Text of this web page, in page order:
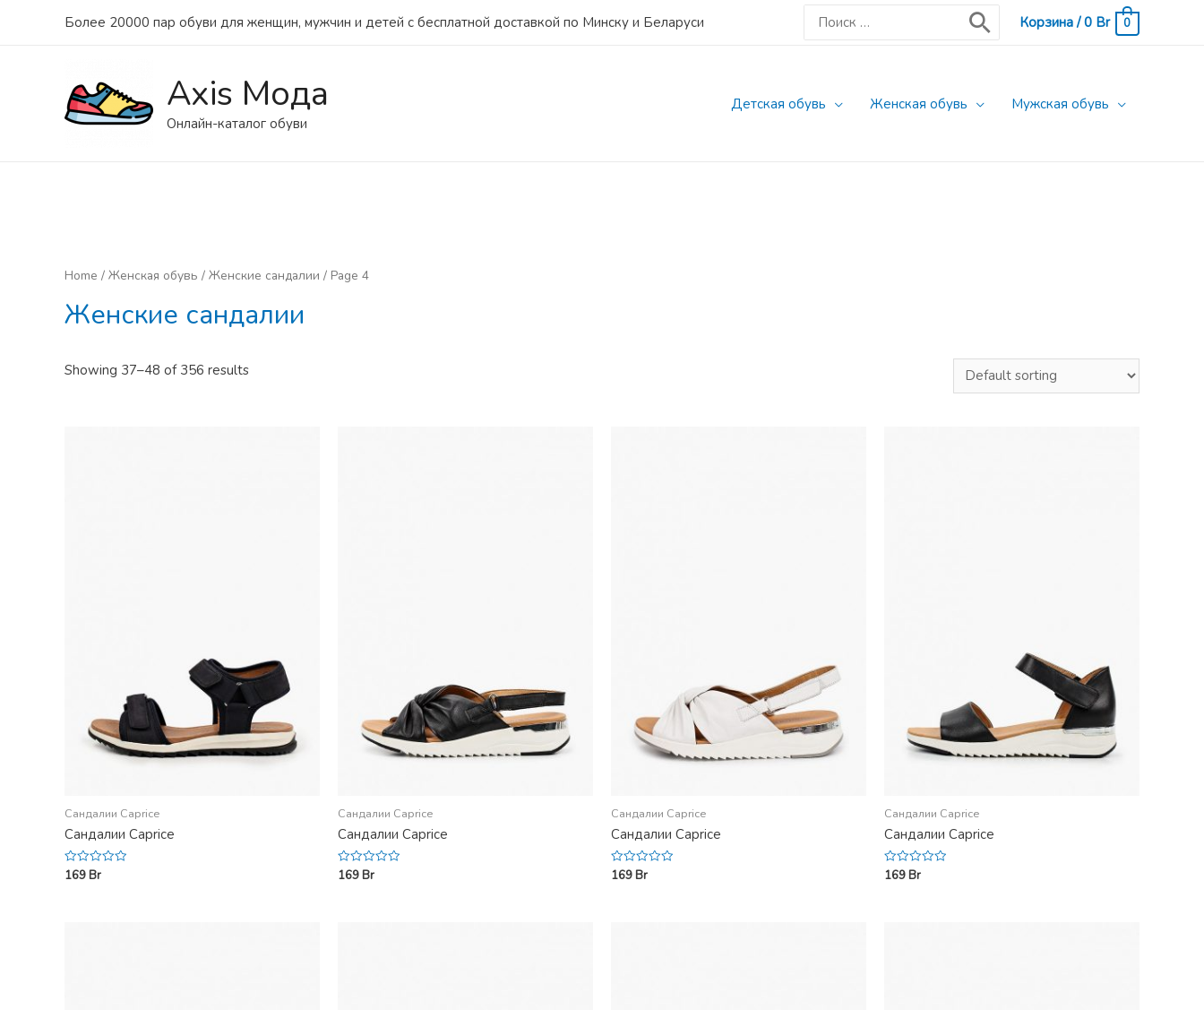
Более 20000 пар обуви для женщин, мужчин и детей с бесплатной доставкой по Минску и Беларуси Поиск: Корзина/0 Br 0
Axis Мода
Онлайн-каталог обуви
Детская обувь Женская обувь Мужская обувь
Home / Женская обувь / Женские сандалии / Page 4
Женские сандалии
Showing 37–48 of 356 results
Сандалии Caprice
Сандалии Caprice
Rated
0
169Br
Сандалии Caprice
Сандалии Caprice
Rated
0
169Br
Сандалии Caprice
Сандалии Caprice
Rated
0
169Br
Сандалии Caprice
Сандалии Caprice
Rated
0
169Br